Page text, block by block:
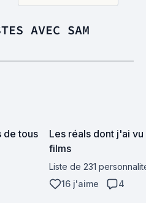
AVEC SAM
de tous
Les réals dont j'ai
films
Liste de 231
16 j'aime
4